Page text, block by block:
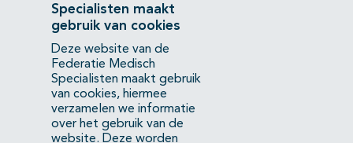
Contact
Mercatorlaan 1200
3528 BL Utrecht
(088) 505 34 34
info@richtlijnendatabase.nl
Specialisten maakt
gebruik van cookies
Deze website van de
Federatie Medisch
Specialisten maakt gebruik
van cookies, hiermee
verzamelen we informatie
over het gebruik van de
website. Deze worden